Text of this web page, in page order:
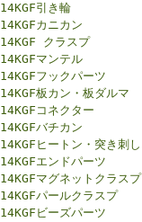
14KGF引き輪
14KGFカニカン
14KGF クラスプ
14KGFマンテル
14KGFフックパーツ
14KGF板カン・板ダルマ
14KGFコネクター
14KGFバチカン
14KGFヒートン・突き刺し
14KGFエンドパーツ
14KGFマグネットクラスプ
14KGFパールクラスプ
14KGFビーズパーツ